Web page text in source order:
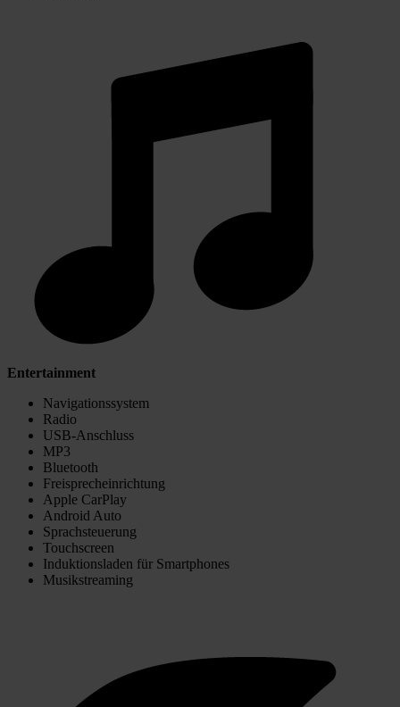
Entertainment
Navigationssystem
Radio
USB-Anschluss
MP3
Bluetooth
Freisprecheinrichtung
Apple CarPlay
Android Auto
Sprachsteuerung
Touchscreen
Induktionsladen für Smartphones
Musikstreaming